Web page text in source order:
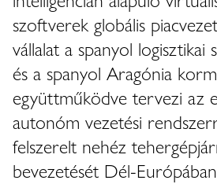
szoftverek globális
vállalat a spanyol logisztikai
és a spanyol Aragónia
együttműködve tervezi az
autonóm vezetési
felszerelt nehéz
bevezetését Dél-